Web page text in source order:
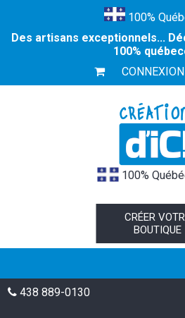
100%
Des artisans exceptionnels...
100%
CONNEXION
100%
CRÉER
BOUTIQUE
438 889-0130